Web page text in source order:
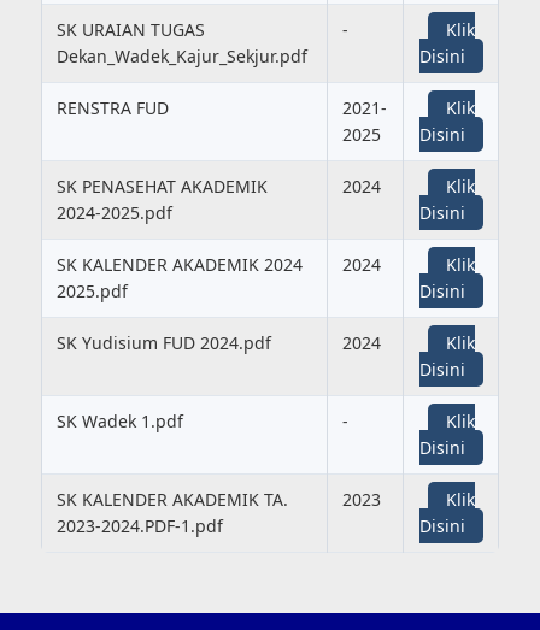
SK URAIAN TUGAS
Dekan_Wadek_Kajur_Sekjur.pdf
-
Klik
Disini
RENSTRA FUD
2021-
2025
Klik
Disini
SK PENASEHAT AKADEMIK
2024-2025.pdf
2024
Klik
Disini
SK KALENDER AKADEMIK 2024
2025.pdf
2024
Klik
Disini
SK Yudisium FUD 2024.pdf 2024
Klik
Disini
SK Wadek 1.pdf -
Klik
Disini
SK KALENDER AKADEMIK TA.
2023-2024.PDF-1.pdf
2023
Klik
Disini